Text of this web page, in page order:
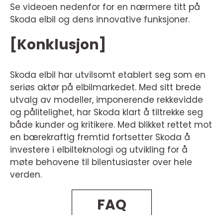
Se videoen nedenfor for en nærmere titt på
Skoda elbil og dens innovative funksjoner.
[Konklusjon]
Skoda elbil har utvilsomt etablert seg som en
seriøs aktør på elbilmarkedet. Med sitt brede
utvalg av modeller, imponerende rekkevidde
og pålitelighet, har Skoda klart å tiltrekke seg
både kunder og kritikere. Med blikket rettet mot
en bærekraftig fremtid fortsetter Skoda å
investere i elbilteknologi og utvikling for å
møte behovene til bilentusiaster over hele
verden.
FAQ